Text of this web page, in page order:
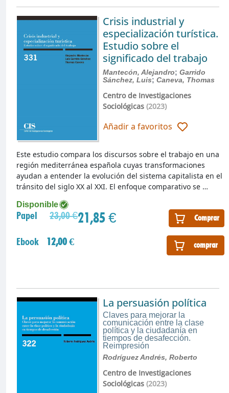
Crisis industrial y
especialización turística.
Estudio sobre el
significado del trabajo
Mantecón, Alejandro; Garrido
Sánchez, Luis; Caneva, Thomas
Centro de Investigaciones
Sociológicas(2023)
Añadir a favoritos
Disponible
Papel 23,00 €21,85 € Comprar
Ebook 12,00 € comprar
Este estudio compara los discursos sobre el trabajo en una
región mediterránea española cuyas transformaciones
ayudan a entender la evolución del sistema capitalista en el
tránsito del siglo XX al XXI. El enfoque comparativo se …
La persuasión política
Claves para mejorar la
comunicación entre la clase
política y la ciudadanía en
tiempos de desafección.
Reimpresión
Rodríguez Andrés, Roberto
Centro de Investigaciones
Sociológicas(2023)